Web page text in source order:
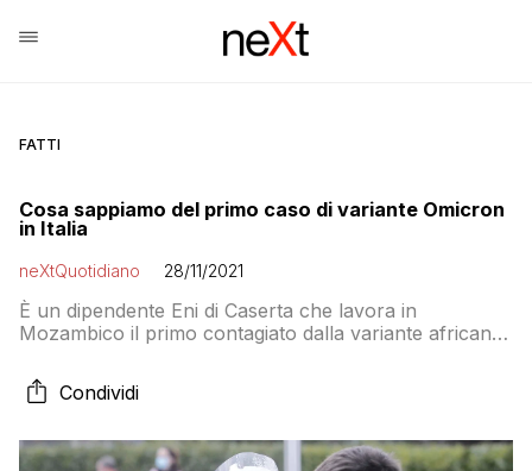
FATTI
Cosa sappiamo del primo caso di variante Omicron
in Italia
neXtQuotidiano 28/11/2021
È un dipendente Eni di Caserta che lavora in
Mozambico il primo contagiato dalla variante africana
Condividi